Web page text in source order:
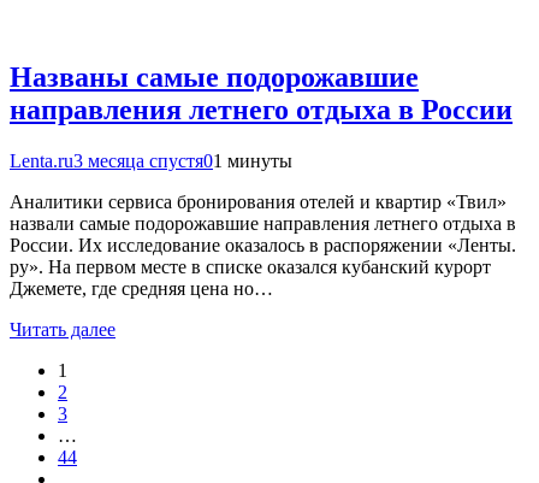
Названы самые подорожавшие
направления летнего отдыха в России
Lenta.ru3 месяца спустя01 минуты
Аналитики сервиса бронирования отелей и квартир «Твил»
назвали самые подорожавшие направления летнего отдыха в
России. Их исследование оказалось в распоряжении «Ленты.
ру». На первом месте в списке оказался кубанский курорт
Джемете, где средняя цена но…
Читать далее
1
2
3
…
44